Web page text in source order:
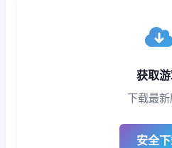
获取
下载最
安全